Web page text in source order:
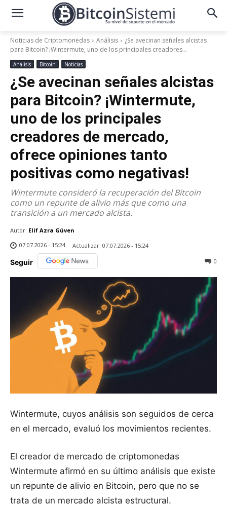
Noticias de Criptomonedas Análisis
¿Se avecinan señales alcistas
para Bitcoin? ¡Wintermute, uno de los principales creadores...
Análisis Bitcoin Noticias
¿Se avecinan señales alcistas
para Bitcoin? ¡Wintermute,
uno de los principales
creadores de mercado,
ofrece opiniones tanto
positivas como negativas!
Wintermute consideró la recuperación del Bitcoin
como un repunte de alivio más que como una
transición a un mercado alcista.
Autor: Elif Azra Güven
07.07.2026 - 15:24
Actualizar: 07.07.2026 - 15:24
Seguir 0
Wintermute, cuyos análisis son seguidos de cerca
en el mercado, evaluó los movimientos recientes.
El creador de mercado de criptomonedas
Wintermute afirmó en su último análisis que existe
un repunte de alivio en Bitcoin, pero que no se
trata de un mercado alcista estructural.